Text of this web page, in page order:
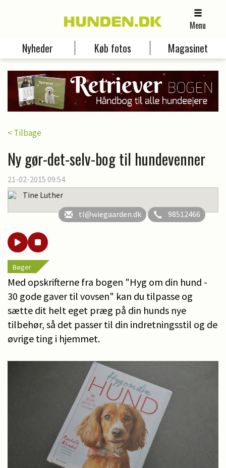
Menu
Nyheder Køb fotos Magasinet
< Tilbage
Ny gør-det-selv-bog til hundevenner
21-02-2015 09:54
Tine Luther
tl@wiegaarden.dk
98512466
Bøger
Med opskrifterne fra bogen "Hyg om din hund -
30 gode gaver til vovsen" kan du tilpasse og
sætte dit helt eget præg på din hunds nye
tilbehør, så det passer til din indretningsstil og de
øvrige ting i hjemmet.